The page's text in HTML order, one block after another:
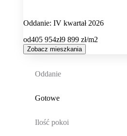
Oddanie: IV kwartał 2026
od405 954zł9 899 zł/m2
Zobacz mieszkania
Oddanie
Gotowe
Ilość pokoi